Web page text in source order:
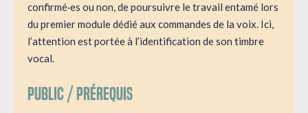
confirmé·es ou non, de poursuivre le travail entamé lors
du premier module dédié aux commandes de la voix. Ici,
l’attention est portée à l’identification de son timbre
vocal.
Public / Prérequis